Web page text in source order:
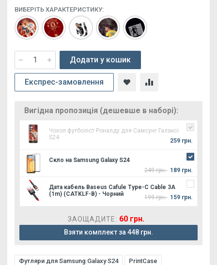
ВИБЕРІТЬ ХАРАКТЕРИСТИКУ:
Додати у кошик
Експрес-замовлення
Вигідна пропозиція (дешевше в наборі):
Чохол футболіст Роналду для Самсунг Галаксi
S24
259 грн.
Скло на Samsung Galaxy S24
249 грн. 189 грн.
Дата кабель Baseus Cafule Type-C Cable 3A
(1m) (CATKLF-B) - Чорний
199 грн. 159 грн.
ЗАОЩАДИТЕ: 60 грн.
Взяти комплект за 448 грн.
Футляри для Samsung Galaxy S24
PrintCase